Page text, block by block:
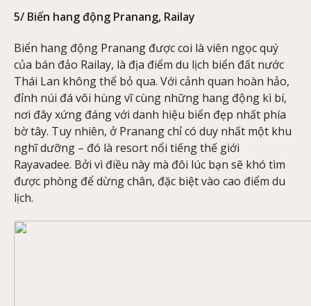
5/ Biển hang động Pranang, Railay
Biển hang động Pranang được coi là viên ngọc quý
của bán đảo Railay, là địa điểm du lịch biển đất nước
Thái Lan không thể bỏ qua. Với cảnh quan hoàn hảo,
đỉnh núi đá vôi hùng vĩ cùng những hang động kì bí,
nơi đây xứng đáng với danh hiệu biển đẹp nhất phía
bờ tây. Tuy nhiên, ở Pranang chỉ có duy nhất một khu
nghĩ dưỡng – đó là resort nổi tiếng thế giới
Rayavadee. Bởi vì điều này mà đôi lúc bạn sẽ khó tìm
được phòng để dừng chân, đặc biệt vào cao điểm du
lịch.